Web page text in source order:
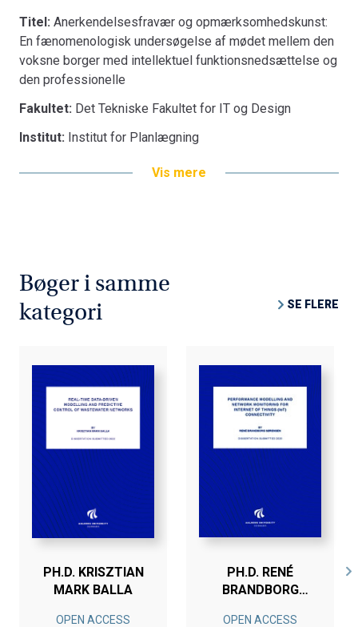
Titel: Anerkendelsesfravær og opmærksomhedskunst:
En fænomenologisk undersøgelse af mødet mellem den
voksne borger med intellektuel funktionsnedsættelse og
den professionelle
Fakultet: Det Tekniske Fakultet for IT og Design
Institut: Institut for Planlægning
Vis mere
Bøger i samme
kategori
SE FLERE
PH.D. KRISZTIAN
MARK BALLA
OPEN ACCESS
PH.D. RENÉ
BRANDBORG
OPEN ACCESS